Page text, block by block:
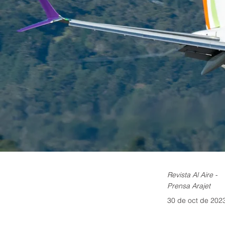
Revista Al Aire -
Prensa Arajet
30 de oct de